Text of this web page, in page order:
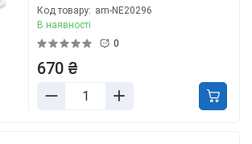
Код товару: am-NE20296
В наявності
0
670 ₴